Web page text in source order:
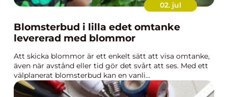
02. jul
Blomsterbud i lilla edet omtanke
levererad med blommor
Att skicka blommor är ett enkelt sätt att visa omtanke,
även när avstånd eller tid gör det svårt att ses. Med ett
välplanerat blomsterbud kan en vanli...